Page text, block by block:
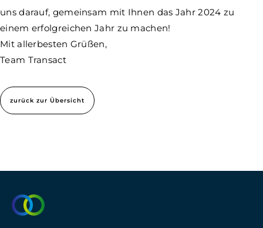
uns darauf, gemeinsam mit Ihnen das Jahr 2024 zu
einem erfolgreichen Jahr zu machen!
Mit allerbesten Grüßen,
Team Transact
zurück zur Übersicht